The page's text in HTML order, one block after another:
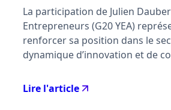
La participation de Julien
Entrepreneurs (G20 YEA)
renforcer sa position dans le
dynamique d’innovation et de
Lire l'article